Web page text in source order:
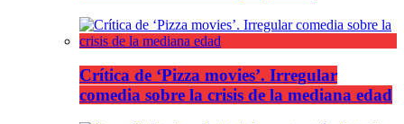
Crítica de ‘Pizza movies’. Irregular
comedia sobre la crisis de la mediana edad